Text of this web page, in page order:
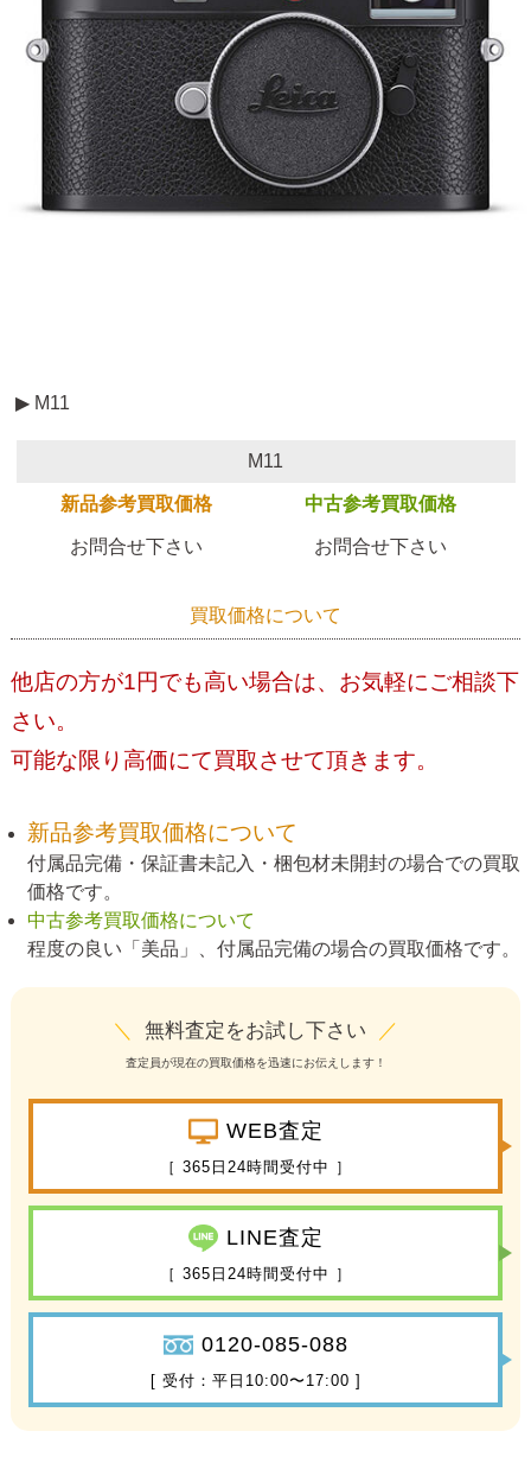
▶ M11
M11
新品参考買取価格 中古参考買取価格
お問合せ下さい お問合せ下さい
買取価格について
他店の方が1円でも高い場合は、お気軽にご相談下
さい。
可能な限り高価にて買取させて頂きます。
新品参考買取価格について
付属品完備・保証書未記入・梱包材未開封の場合での買取
価格です。
中古参考買取価格について
程度の良い「美品」、付属品完備の場合の買取価格です。
＼ 無料査定をお試し下さい ／
査定員が現在の買取価格を迅速にお伝えします！
WEB査定
［ 365日24時間受付中 ］
LINE査定
［ 365日24時間受付中 ］
0120-085-088
[ 受付：平日10:00〜17:00 ]